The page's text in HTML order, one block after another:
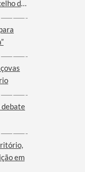
de
debate
em